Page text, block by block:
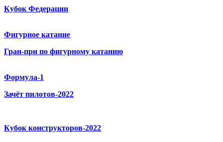
Кубок Федерации
Фигурное катание
Гран-при по фигурному катанию
Формула-1
Зачёт пилотов-2022
Кубок конструкторов-2022